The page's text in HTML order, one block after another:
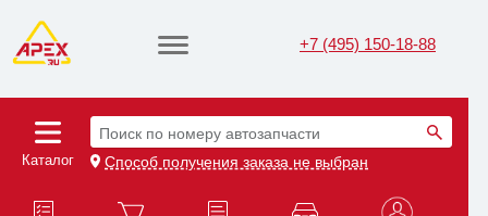
+7 (495) 150-18-88
Каталог
Поиск по номеру автозапчасти
Способ получения заказа не выбран